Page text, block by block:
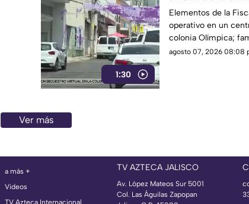
1:30
Guadalajara
Elementos de la
operativo en un
colonia Olímpica;
lugar.
agosto 07, 2026 08:08
Ver más
a más +
Videos
TV Azteca Internacional
TV AZTECA JALISCO
Av. López Mateos Sur 5001
Col. Las Águilas Zapopan